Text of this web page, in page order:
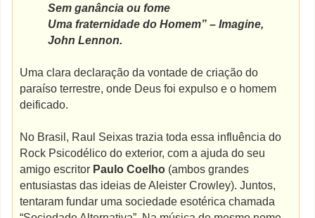
Sem ganância ou fome
Uma fraternidade do Homem” – Imagine,
John Lennon.
Uma clara declaração da vontade de criação do
paraíso terrestre, onde Deus foi expulso e o homem
deificado.
No Brasil, Raul Seixas trazia toda essa influência do
Rock Psicodélico do exterior, com a ajuda do seu
amigo escritor Paulo Coelho (ambos grandes
entusiastas das ideias de Aleister Crowley). Juntos,
tentaram fundar uma sociedade esotérica chamada